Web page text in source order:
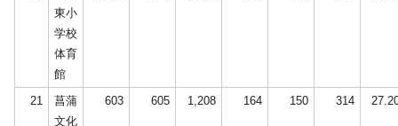
東小
学校
体育
館
21
菖蒲
文化
603 605 1,208 164 150 314